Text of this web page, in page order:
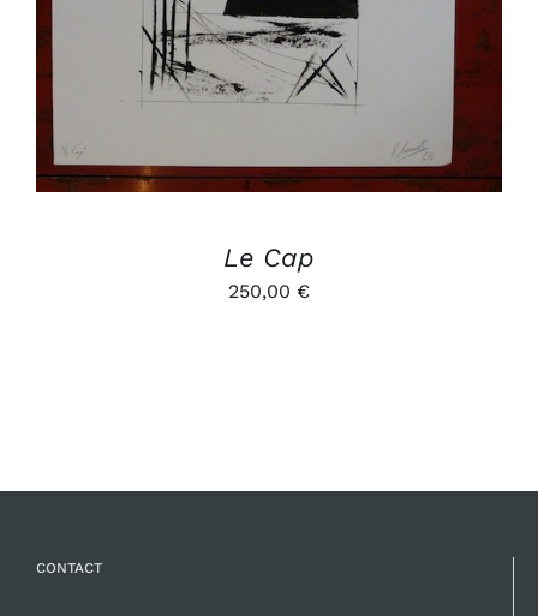
AJOUTER AU PANIER
/
DÉTAILS
Le Cap
250,00 €
CONTACT